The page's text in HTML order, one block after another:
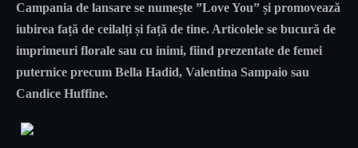
Campania de lansare se numește ”Love You” și promovează
iubirea față de ceilalți și față de tine. Articolele se bucură de
imprimeuri florale sau cu inimi, fiind prezentate de femei
puternice precum Bella Hadid, Valentina Sampaio sau
Candice Huffine.